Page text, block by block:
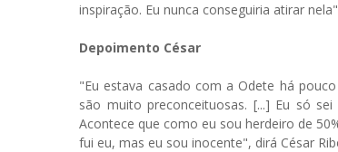
inspiração. Eu nunca conseguiria atirar
Depoimento César
"Eu estava casado com a Odete há
são muito preconceituosas. [...] Eu só
Acontece que como eu sou herdeiro de
fui eu, mas eu sou inocente", dirá César